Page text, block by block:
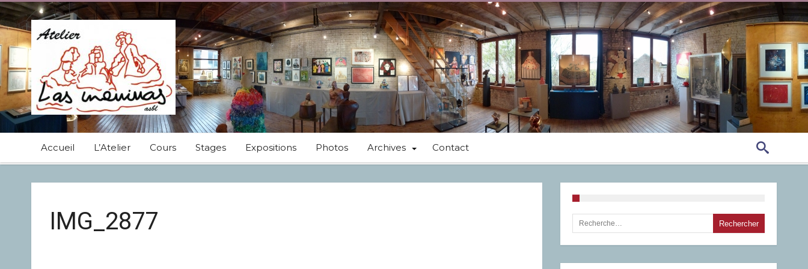
Accueil L’Atelier Cours Stages Expositions Photos Archives Contact
IMG_2877 Rechercher :